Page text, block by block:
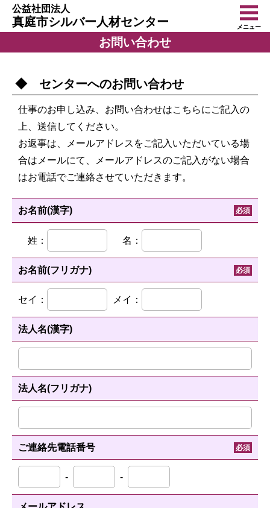
公益社団法人
真庭市シルバー人材センター メニュー
お問い合わせ
◆ センターへのお問い合わせ
仕事のお申し込み、お問い合わせはこちらにご記入の
上、送信してください。
お返事は、メールアドレスをご記入いただいている場
合はメールにて、メールアドレスのご記入がない場合
はお電話でご連絡させていただきます。
お名前(漢字) 必須
姓： 名：
お名前(フリガナ) 必須
セイ： メイ：
法人名(漢字)
法人名(フリガナ)
ご連絡先電話番号 必須
- -